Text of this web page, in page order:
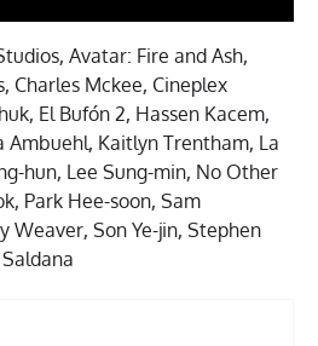
, Avatar: Fire and Ash,
, Charles Mckee, Cineplex
, El Bufón 2, Hassen Kacem,
Ambuehl, Kaitlyn Trentham, La
hun, Lee Sung-min, No Other
, Park Hee-soon, Sam
Weaver, Son Ye-jin, Stephen